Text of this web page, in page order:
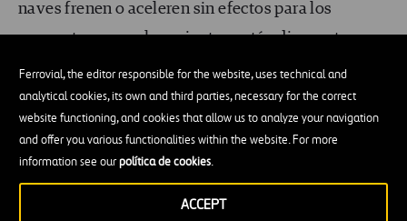
Ferrovial, the editor responsible for the website, uses technical and
analytical cookies, its own and third parties, necessary for the correct
website functioning, and cookies that allow us to analyze your navigation
and offer you various functionalities within the website. For more
information see ourpolítica de cookies.
ACCEPT
naves frenen o aceleren sin efectos para los
ocupantes, o que los asientos estén dispuestos en
dirección al avance. En
The Expanse
, la aceleración
positiva o negativa es usada para generar gravedad
dentro de las naves, y los asientos no miran en
sentido de la marcha (ni en contra). Aunque
ampliaremos este punto en el siguiente apartado.